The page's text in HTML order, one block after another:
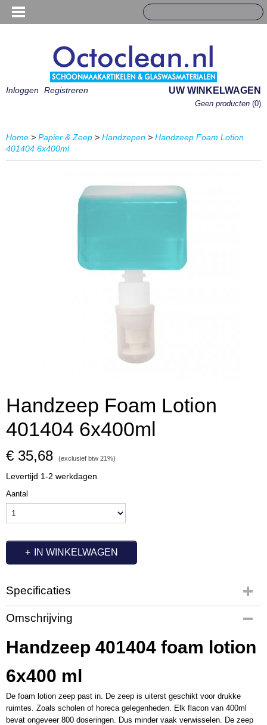
Inloggen Registreren UW WINKELWAGEN
Geen producten (0)
Home > Papier & Zeep > Handzepen > Handzeep Foam Lotion
401404 6x400ml
Handzeep Foam Lotion
401404 6x400ml
€ 35,68 (exclusief btw 21%)
Levertijd 1-2 werkdagen
Aantal
IN WINKELWAGEN
Specificaties
Productcode
MZ1752
Omschrijving
Handzeep 401404 foam lotion
6x400 ml
De foam lotion zeep past in. De zeep is uiterst geschikt voor drukke
ruimtes. Zoals scholen of horeca gelegenheden. Elk flacon van 400ml
bevat ongeveer 800 doseringen. Dus minder vaak verwisselen. De zeep